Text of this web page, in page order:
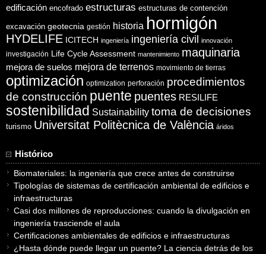
edificación encofrado estructuras estructuras de contención
excavación geotecnia gestión historia hormigón
HYDELIFE ICITECH ingeniería ingeniería civil innovación
investigación Life Cycle Assessment mantenimiento maquinaria
mejora de suelos mejora de terrenos movimiento de tierras
optimización optimization perforación procedimientos
de construcción puente puentes RESILIFE
sostenibilidad Sustainability toma de decisiones
turismo Universitat Politècnica de València áridos
Histórico
Biomateriales: la ingeniería que crece antes de construirse
Tipologías de sistemas de certificación ambiental de edificios e
infraestructuras
Casi dos millones de reproducciones: cuando la divulgación en
ingeniería trasciende el aula
Certificaciones ambientales de edificios e infraestructuras
¿Hasta dónde puede llegar un puente? La ciencia detrás de los